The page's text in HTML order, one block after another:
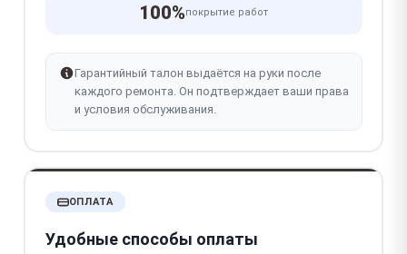
100%покрытие работ
Гарантийный талон выдаётся на руки после
каждого ремонта. Он подтверждает ваши права
и условия обслуживания.
ОПЛАТА
Удобные способы оплаты